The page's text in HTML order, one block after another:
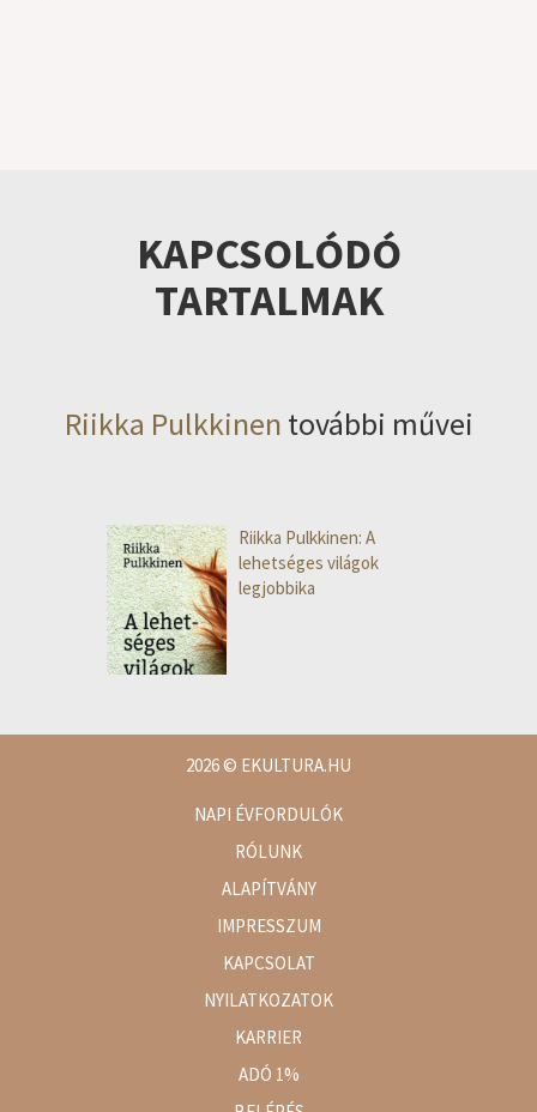
KAPCSOLÓDÓ
TARTALMAK
Riikka Pulkkinen további művei
Riikka Pulkkinen: A
lehetséges világok
legjobbika
2026© EKULTURA.HU
NAPI ÉVFORDULÓK
RÓLUNK
ALAPÍTVÁNY
IMPRESSZUM
KAPCSOLAT
NYILATKOZATOK
KARRIER
ADÓ 1%